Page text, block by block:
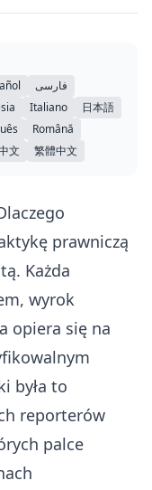
فارسی
Italiano
日本語
Română
文 繁體中文
prawniczą
Każda
wyrok
opiera się na
była to
reporterów
palce